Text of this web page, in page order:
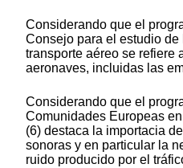
Considerando que el
Consejo para el estudio de
transporte aéreo se refiere
aeronaves, incluidas las
Considerando que el
Comunidades Europeas
(6) destaca la importacia
sonoras y en particular la
ruido producido por el